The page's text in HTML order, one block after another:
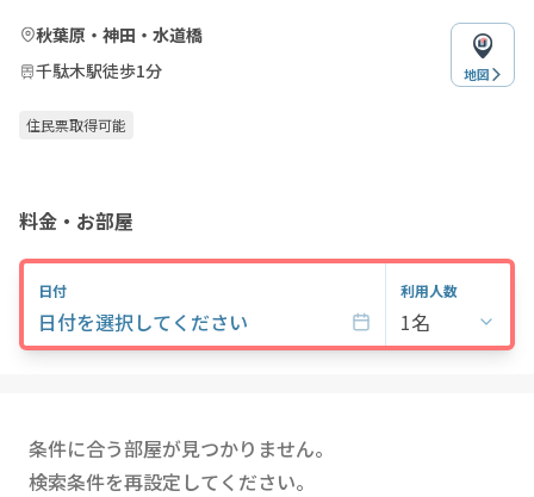
秋葉原・神田・水道橋
千駄木駅徒歩1分
地図
住民票取得可能
料金・お部屋
日付
日付を選択してください
利用人数
1名
条件に合う部屋が見つかりません。
検索条件を再設定してください。